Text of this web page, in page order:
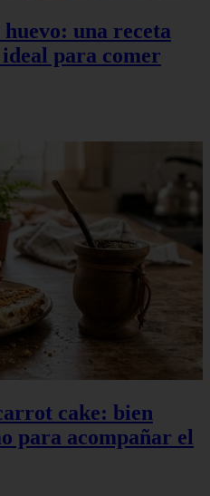
una receta
para comer
cake: bien
para acompañar el